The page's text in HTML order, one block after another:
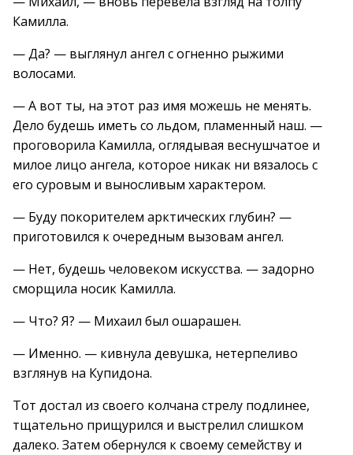
Камилла.
— Да? — выглянул ангел с огненно рыжими
волосами.
— А вот ты, на этот раз имя можешь не менять.
Дело будешь иметь со льдом, пламенный наш. —
проговорила Камилла, оглядывая веснушчатое и
милое лицо ангела, которое никак ни вязалось с
его суровым и выносливым характером.
— Буду покорителем арктических глубин? —
приготовился к очередным вызовам ангел.
— Нет, будешь человеком искусства. — задорно
сморщила носик Камилла.
— Что? Я? — Михаил был ошарашен.
— Именно. — кивнула девушка, нетерпеливо
взглянув на Купидона.
Тот достал из своего колчана стрелу подлинее,
тщательно прищурился и выстрелил слишком
далеко. Затем обернулся к своему семейству и